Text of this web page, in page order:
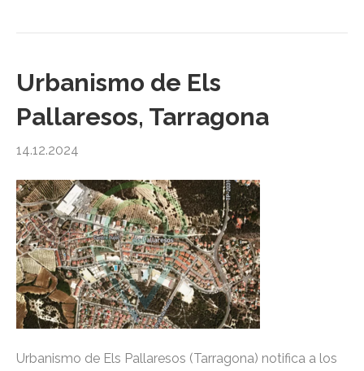
Urbanismo de Els
Pallaresos, Tarragona
14.12.2024
Urbanismo de Els Pallaresos (Tarragona) notifica a los